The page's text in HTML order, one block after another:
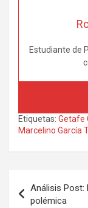
Estudiante de
Etiquetas: Getafe
Marcelino García
de
Análisis Post:
polémica